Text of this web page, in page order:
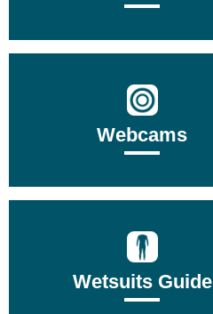
Webcams
Wetsuits Guide